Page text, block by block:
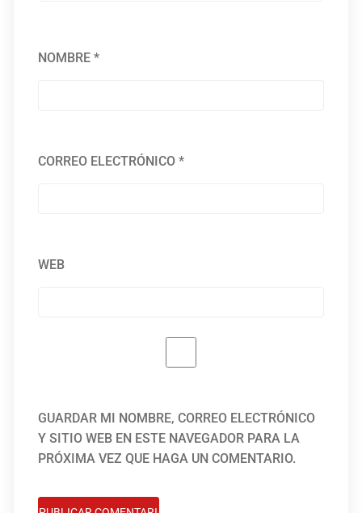
NOMBRE*
CORREO ELECTRÓNICO*
WEB
GUARDAR MI NOMBRE, CORREO ELECTRÓNICO
Y SITIO WEB EN ESTE NAVEGADOR PARA LA
PRÓXIMA VEZ QUE HAGA UN COMENTARIO.